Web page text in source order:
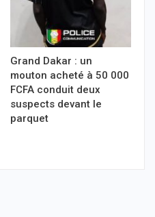
Grand Dakar : un
mouton acheté à 50 000
FCFA conduit deux
suspects devant le
parquet